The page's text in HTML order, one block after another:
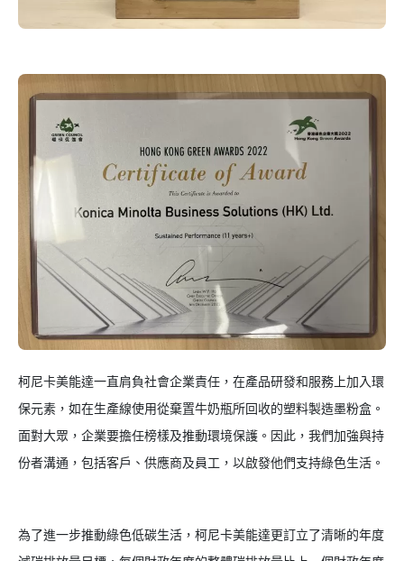
柯尼卡美能達一直肩負社會企業責任，在產品研發和服務上加入環
保元素，如在生產線使用從棄置牛奶瓶所回收的塑料製造墨粉盒。
面對大眾，企業要擔任榜樣及推動環境保護。因此，我們加強與持
份者溝通，包括客戶、供應商及員工，以啟發他們支持綠色生活。
為了進一步推動綠色低碳生活，柯尼卡美能達更訂立了清晰的年度